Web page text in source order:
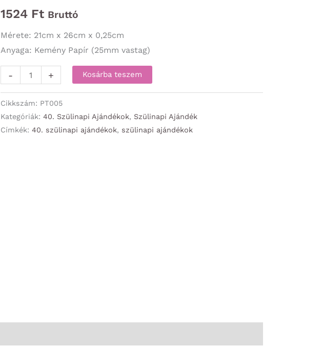
1524 Ft Bruttó
Mérete: 21cm x 26cm x 0,25cm
Anyaga: Kemény Papír (25mm vastag)
-
-
Boldog
40.
+ Kosárba teszem
Cikkszám: PT005
Kategóriák: 40. Szülinapi Ajándékok, Szülinapi Ajándék
Címkék: 40. szülinapi ajándékok, szülinapi ajándékok